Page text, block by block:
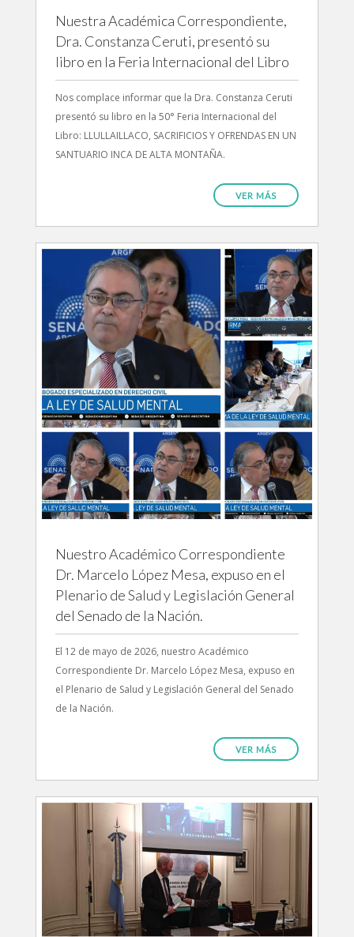
Nuestra Académica Correspondiente,
Dra. Constanza Ceruti, presentó su
libro en la Feria Internacional del Libro
Nos complace informar que la Dra. Constanza Ceruti
presentó su libro en la 50° Feria Internacional del
Libro: LLULLAILLACO, SACRIFICIOS Y OFRENDAS EN UN
SANTUARIO INCA DE ALTA MONTAÑA.
VER MÁS
Nuestro Académico Correspondiente
Dr. Marcelo López Mesa, expuso en el
Plenario de Salud y Legislación General
del Senado de la Nación.
El 12 de mayo de 2026, nuestro Académico
Correspondiente Dr. Marcelo López Mesa, expuso en
el Plenario de Salud y Legislación General del Senado
de la Nación.
VER MÁS